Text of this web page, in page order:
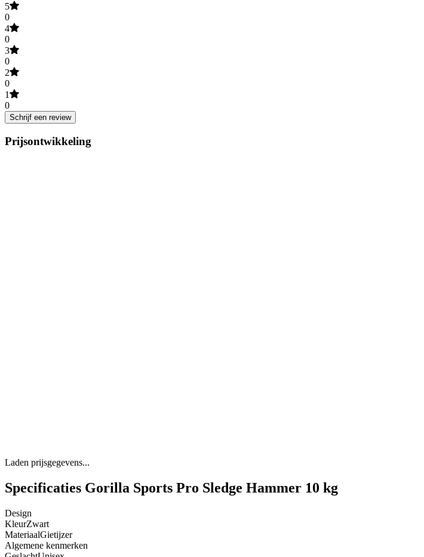
5
0
4
0
3
0
2
0
1
0
Schrijf een review
Prijsontwikkeling
Laden prijsgegevens...
Specificaties Gorilla Sports Pro Sledge Hammer 10 kg
Design
KleurZwart
MateriaalGietijzer
Algemene kenmerken